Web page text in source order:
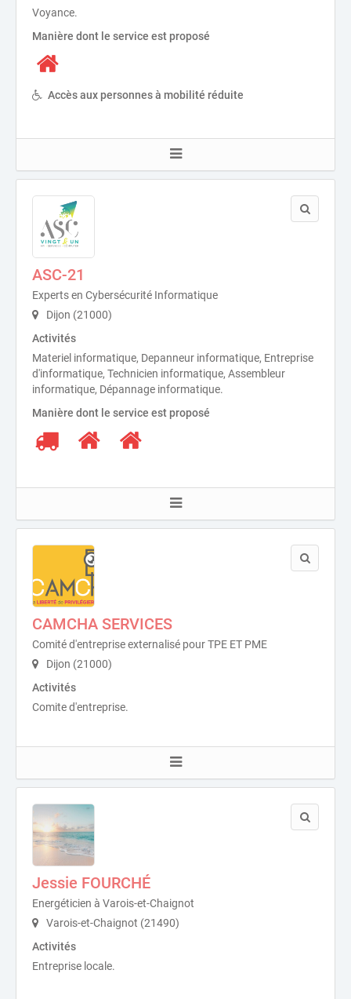
Voyance.
Manière dont le service est proposé
Accès aux personnes à mobilité réduite
ASC-21
Experts en Cybersécurité Informatique
Dijon (21000)
Activités
Materiel informatique, Depanneur informatique, Entreprise
d'informatique, Technicien informatique, Assembleur
informatique, Dépannage informatique.
Manière dont le service est proposé
CAMCHA SERVICES
Comité d'entreprise externalisé pour TPE ET PME
Dijon (21000)
Activités
Comite d'entreprise.
Jessie FOURCHÉ
Energéticien à Varois-et-Chaignot
Varois-et-Chaignot (21490)
Activités
Entreprise locale.